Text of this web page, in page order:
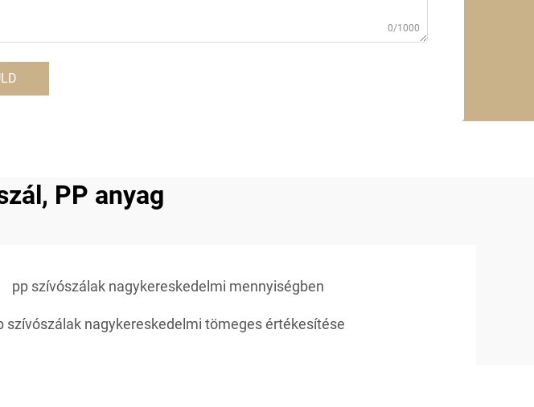
0/1000
PP anyag
pp szívószálak nagykereskedelmi mennyiségben
szívószálak nagykereskedelmi tömeges értékesítése